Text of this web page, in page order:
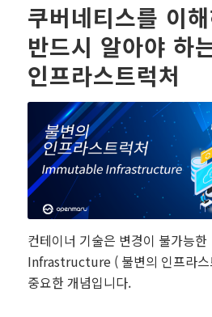
쿠버네티스를 이
반드시 알아야 하
인프라스트럭처
컨테이너 기술은 변경이 불가능
Infrastructure ( 불변의 인프라스
중요한 개념입니다.